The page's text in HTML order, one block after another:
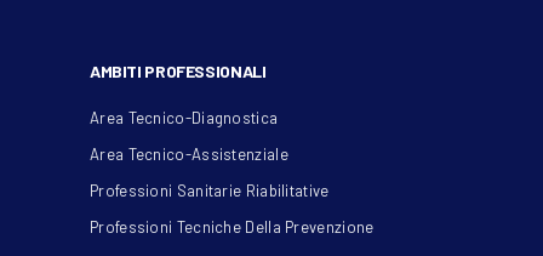
AMBITI PROFESSIONALI
Area Tecnico-Diagnostica
Area Tecnico-Assistenziale
Professioni Sanitarie Riabilitative
Professioni Tecniche Della Prevenzione